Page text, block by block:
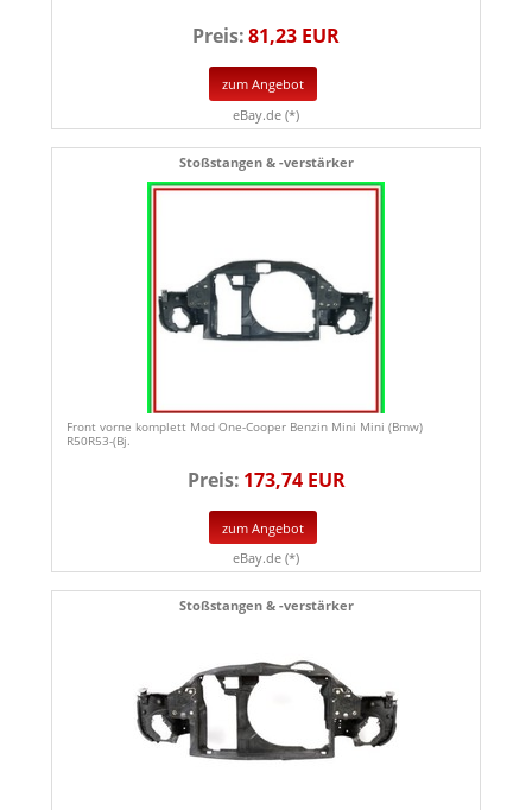
Preis:81,23 EUR
zum Angebot
eBay.de (*)
Stoßstangen & -verstärker
Front vorne komplett Mod One-Cooper Benzin Mini Mini (Bmw)
R50R53-(Bj.
Preis: 173,74 EUR
zum Angebot
eBay.de (*)
Stoßstangen & -verstärker